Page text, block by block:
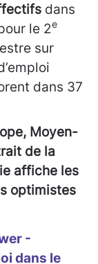
dans
le 2e
sur
dans 37
Moyen-
de la
affiche les
optimistes